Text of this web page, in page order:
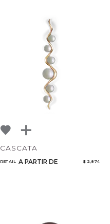
CASCATA
RETAIL A PARTIR DE $ 2,874